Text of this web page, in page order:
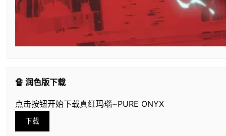
🔏 润色版下载
点击按钮开始下载真红玛瑙~PURE ONYX
下载